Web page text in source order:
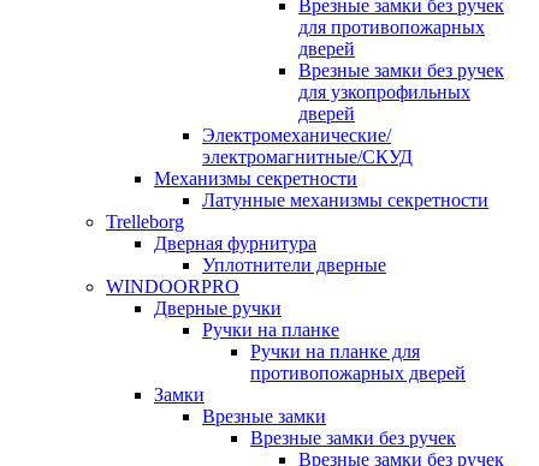
Врезные замки без ручек
для противопожарных
дверей
Врезные замки без ручек
для узкопрофильных
дверей
Электромеханические/
электромагнитные/СКУД
Механизмы секретности
Латунные механизмы секретности
Trelleborg
Дверная фурнитура
Уплотнители дверные
WINDOORPRO
Дверные ручки
Ручки на планке
Ручки на планке для
противопожарных дверей
Замки
Врезные замки
Врезные замки без ручек
Врезные замки без ручек